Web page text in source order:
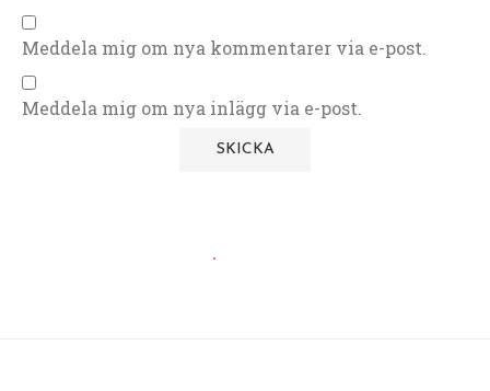
Meddela mig om nya kommentarer via e-post.
Meddela mig om nya inlägg via e-post.